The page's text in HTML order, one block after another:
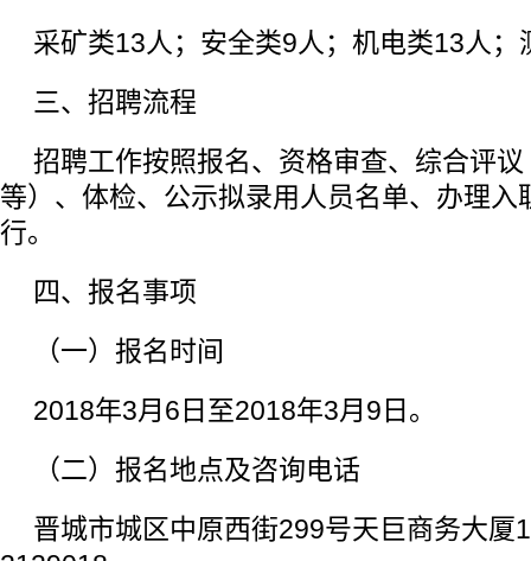
采矿类13人；安全类9人；机电类13人；
三、招聘流程
招聘工作按照报名、资格审查、综合评
等）、体检、公示拟录用人员名单、办理入
行。
四、报名事项
（一）报名时间
2018年3月6日至2018年3月9日。
（二）报名地点及咨询电话
晋城市城区中原西街299号天巨商务大厦